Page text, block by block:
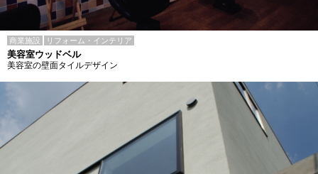
商業施設 リフォーム・インテリア
美容室ウッドベル
美容室の壁面タイルデザイン